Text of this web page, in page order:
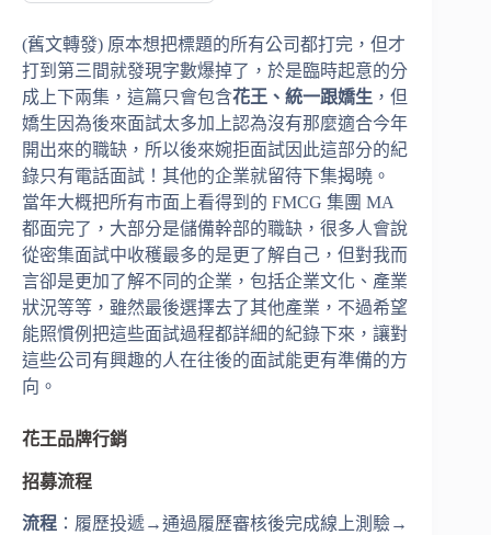
(舊文轉發) 原本想把標題的所有公司都打完，但才
打到第三間就發現字數爆掉了，於是臨時起意的分
成上下兩集，這篇只會包含花王、統一跟嬌生 ，但
嬌生因為後來面試太多加上認為沒有那麼適合今年
開出來的職缺，所以後來婉拒面試因此這部分的紀
錄只有電話面試！其他的企業就留待下集揭曉。
當年大概把所有市面上看得到的 FMCG 集團 MA
都面完了，大部分是儲備幹部的職缺，很多人會說
從密集面試中收穫最多的是更了解自己，但對我而
言卻是更加了解不同的企業，包括企業文化、產業
狀況等等，雖然最後選擇去了其他產業，不過希望
能照慣例把這些面試過程都詳細的紀錄下來，讓對
這些公司有興趣的人在往後的面試能更有準備的方
向。
花王品牌行銷
招募流程
流程 ：履歷投遞→通過履歷審核後完成線上測驗→